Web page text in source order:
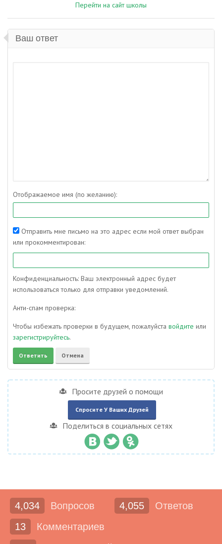
Перейти на сайт школы
Ваш ответ
Отображаемое имя (по желанию):
Отправить мне письмо на это адрес если мой ответ выбран
или прокомментирован:
Конфиденциальность: Ваш электронный адрес будет
использоваться только для отправки уведомлений.
Анти-спам проверка:
Чтобы избежать проверки в будущем, пожалуйста войдите или
зарегистрируйтесь.
Просите друзей о помощи
Спросите У Ваших Друзей
Поделиться в социальных сетях
4,034 Вопросов 4,055
Ответов
13
Комментариев